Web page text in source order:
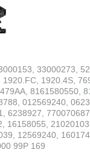
33000273,
1920.4S,
8161580550,
012569240,
6238927,
16158055,
12569240,
99P 169